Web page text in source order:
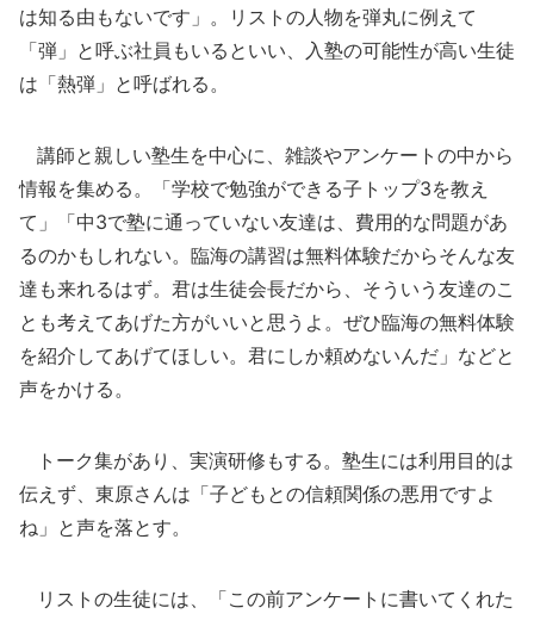
は知る由もないです」。リストの人物を弾丸に例えて
「弾」と呼ぶ社員もいるといい、入塾の可能性が高い生徒
は「熱弾」と呼ばれる。
講師と親しい塾生を中心に、雑談やアンケートの中から
情報を集める。「学校で勉強ができる子トップ3を教え
て」「中3で塾に通っていない友達は、費用的な問題があ
るのかもしれない。臨海の講習は無料体験だからそんな友
達も来れるはず。君は生徒会長だから、そういう友達のこ
とも考えてあげた方がいいと思うよ。ぜひ臨海の無料体験
を紹介してあげてほしい。君にしか頼めないんだ」などと
声をかける。
トーク集があり、実演研修もする。塾生には利用目的は
伝えず、東原さんは「子どもとの信頼関係の悪用ですよ
ね」と声を落とす。
リストの生徒には、「この前アンケートに書いてくれた